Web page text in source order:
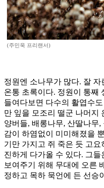
(주민욱 프리랜서)
정원엔 소나무가 많다. 잘
온통 초록이다. 정원이 통째
들여다보면 다수의 활엽수
만 잎을 모조리 떨군 나머지
양버들, 배롱나무, 산딸나무
감이 하염없이 미미해졌을
기만 가지고 쥐 죽은 듯 고
진하게 다가올 수 있다. 그
보여주기 위해 무대에 오른
정하고 목하 묵언에 든 선승